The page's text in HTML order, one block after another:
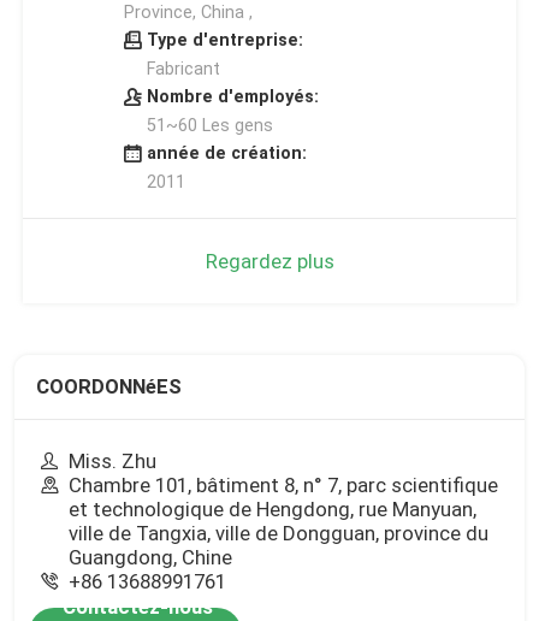
Province, China ,
Type d'entreprise:
Fabricant
Nombre d'employés:
51~60 Les gens
année de création:
2011
Regardez plus
COORDONNéES
Miss. Zhu
Chambre 101, bâtiment 8, n° 7, parc scientifique
et technologique de Hengdong, rue Manyuan,
ville de Tangxia, ville de Dongguan, province du
Guangdong, Chine
+86 13688991761
Contactez-nous